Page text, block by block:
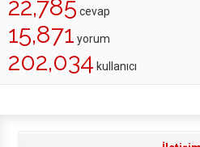
22,785 cevap
15,871 yorum
202,034 kullanıcı